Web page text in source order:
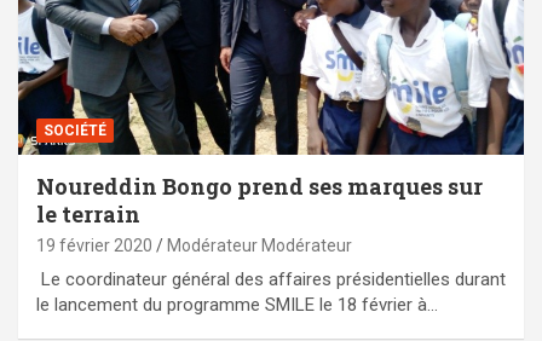
SOCIÉTÉ
Noureddin Bongo prend ses marques sur
le terrain
19 février 2020 Modérateur Modérateur
Le coordinateur général des affaires présidentielles durant
le lancement du programme SMILE le 18 février à…